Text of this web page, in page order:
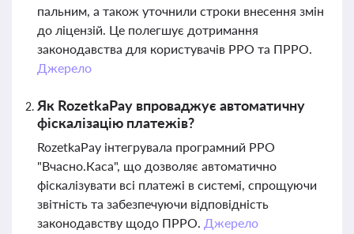
пальним, а також уточнили строки внесення змін
до ліцензій. Це полегшує дотримання
законодавства для користувачів РРО та ПРРО.
Джерело
Як RozetkaPay впроваджує автоматичну
фіскалізацію платежів?
RozetkaPay інтегрувала програмний РРО
"Вчасно.Каса", що дозволяє автоматично
фіскалізувати всі платежі в системі, спрощуючи
звітність та забезпечуючи відповідність
законодавству щодо ПРРО. Джерело